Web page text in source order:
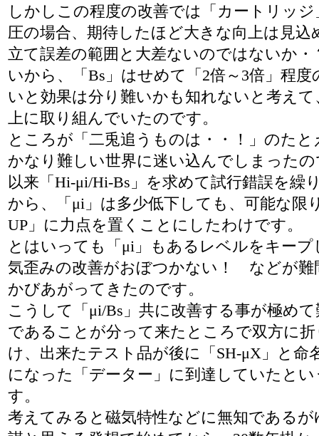
しかしこの程度の改善では「カートリッジ
圧の場合、期待したほど大きな向上は見込
立て誤差の範囲と大差ないのではないか
いから、「Bs」はせめて「2倍～3倍」程度
いと効果は分り難いかも知れないと考えて
上に取り組んでいたのです。
ところが「二兎追うものは・・！」のたと
かなり難しい世界に迷い込んでしまった
以来「Hi-μi/Hi-Bs」を求めて試行錯誤を繰
から、「μi」は多少低下しても、可能な限
UP」に力点を置くことにしたわけです。
とはいっても「μi」もあるレベルをキープ
気歪みの改善がおぼつかない！ などが難
かびあがってきたのです。
こうして「μi/Bs」共に改善する事が極め
であることが分って来たところで双方に
け、出来たテスト品が後に「SH-μX」と命
になった「データー」に到達していたと
す。
考えてみると磁気特性などに無知であるが